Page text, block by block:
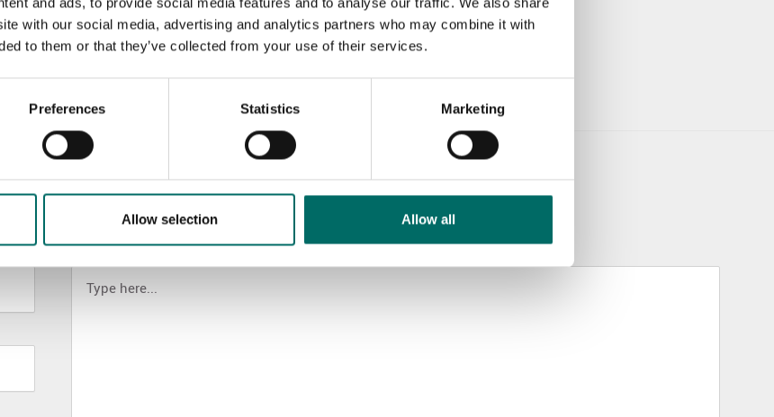
with our social media, advertising and analytics partners who may combine it with
to them or that they’ve collected from your use of their services.
Preferences Statistics Marketing
Allow selection Allow all